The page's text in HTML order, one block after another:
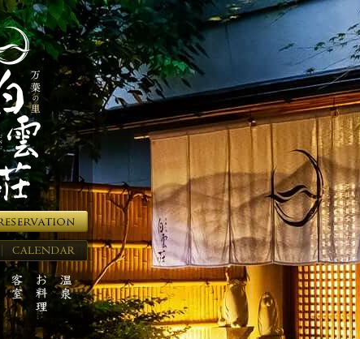
客
室
お
料
理
温
泉